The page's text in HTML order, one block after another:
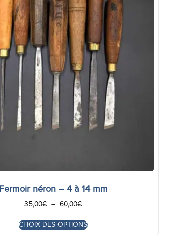
Fermoir néron – 4 à 14 mm
35,00€ – 60,00€
CHOIX DES OPTIONS